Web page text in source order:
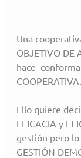
Una
OBJETIVO DE
hace
COOPERATIVA.
Ello quiere
EFICACIA y
gestión pero lo
GESTIÓN